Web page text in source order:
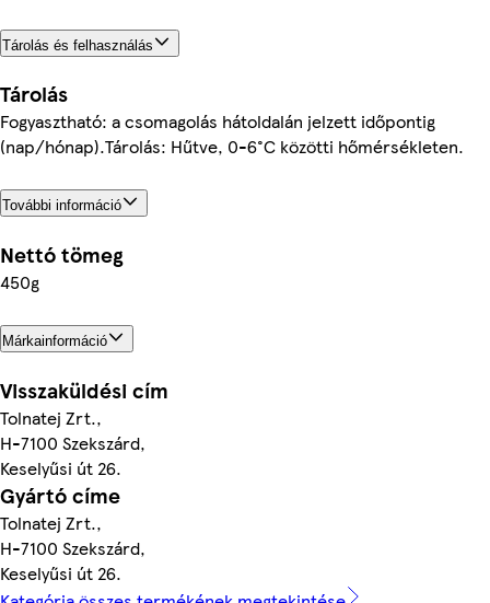
Tárolás és felhasználás
Tárolás
Fogyasztható: a csomagolás hátoldalán jelzett időpontig
(nap/hónap).Tárolás: Hűtve, 0-6°C közötti hőmérsékleten.
További információ
Nettó tömeg
450g
Márkainformáció
Visszaküldési cím
Tolnatej Zrt.,
H-7100 Szekszárd,
Keselyűsi út 26.
Gyártó címe
Tolnatej Zrt.,
H-7100 Szekszárd,
Keselyűsi út 26.